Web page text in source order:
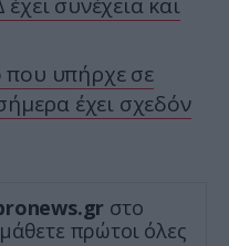
που υπήρχε σε
έχει σχεδόν
στο
πρώτοι όλες